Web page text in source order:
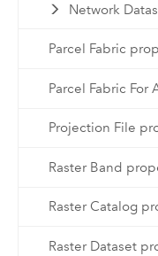
Network
Parcel Fabric
Parcel Fabric
Projection File
Raster Band
Raster Catalog
Raster Dataset